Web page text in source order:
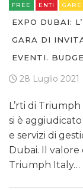
FREE ENTI GARE
EXPO DUBAI:
GARA DI
EVENTI.
28 Luglio 2021
L’rti di
si è
e servizi di
Dubai. Il valore
Triumph Italy…